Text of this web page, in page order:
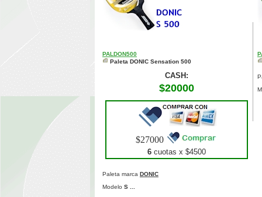
PALDON500
Paleta DONIC Sensation 500
CASH:
$20000
$27000
6 cuotas x $4500
Paleta marca DONIC
Modelo S ...